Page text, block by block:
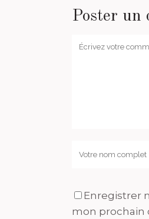
Poster un
Enregistrer
mon prochain